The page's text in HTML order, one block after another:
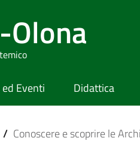
Eventi Didattica
/ Conoscere e scoprire le